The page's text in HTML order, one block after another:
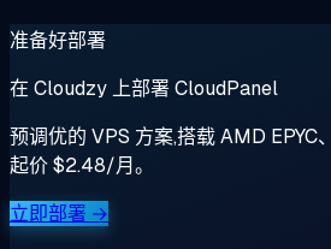
准备好部署
在 Cloudzy 上部署 CloudPanel
预调优的 VPS 方案,搭载 AMD EPYC
起价 $2.48/月。
立即部署 →